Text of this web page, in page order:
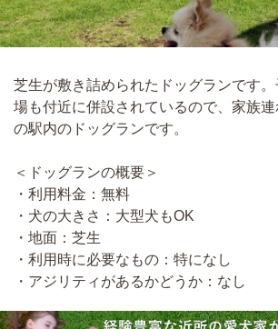
芝生が敷き詰められたドッグランです
場も付近に併設されているので、家族
の駅内のドッグランです。
＜ドッグランの概要＞
・利用料金：無料
・犬の大きさ：大型犬もOK
・地面：芝生
・利用時に必要なもの：特になし
・アジリティがあるかどうか：なし